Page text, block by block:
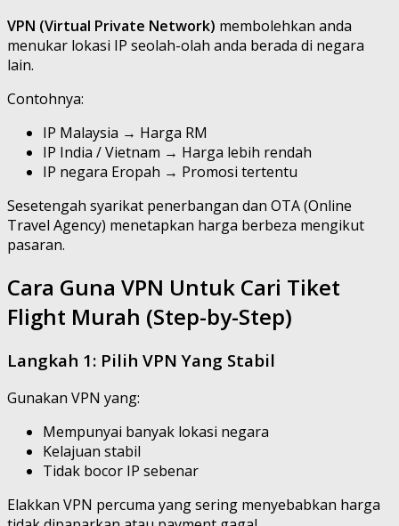
VPN (Virtual Private Network) membolehkan anda
menukar lokasi IP seolah-olah anda berada di negara
lain.
Contohnya:
IP Malaysia → Harga RM
IP India / Vietnam → Harga lebih rendah
IP negara Eropah → Promosi tertentu
Sesetengah syarikat penerbangan dan OTA (Online
Travel Agency) menetapkan harga berbeza mengikut
pasaran.
Cara Guna VPN Untuk Cari Tiket
Flight Murah (Step-by-Step)
Langkah 1: Pilih VPN Yang Stabil
Gunakan VPN yang:
Mempunyai banyak lokasi negara
Kelajuan stabil
Tidak bocor IP sebenar
Elakkan VPN percuma yang sering menyebabkan harga